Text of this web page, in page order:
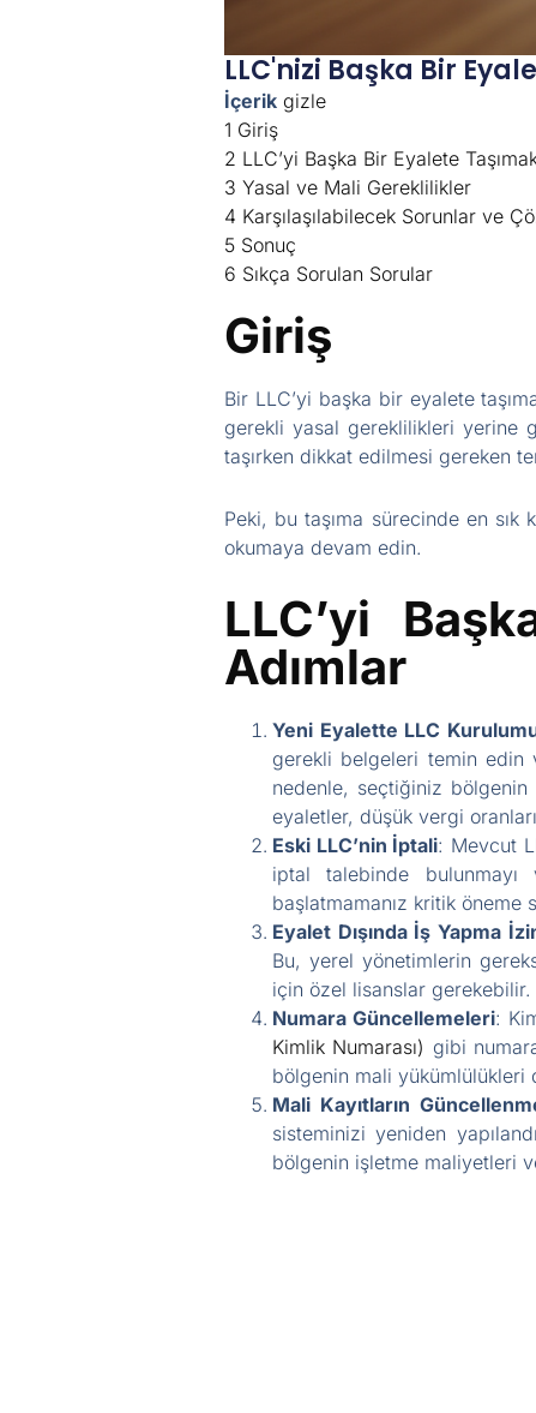
LLC'nizi Başka Bir
İçerik gizle
1 Giriş
2 LLC’yi Başka Bir Eyalete
3 Yasal ve Mali Gereklilikler
4 Karşılaşılabilecek Sorunlar ve
5 Sonuç
6 Sıkça Sorulan Sorular
Giriş
Bir LLC’yi başka bir eyalete
gerekli yasal gereklilikleri yerine
taşırken dikkat edilmesi gereken
Peki, bu taşıma sürecinde en sık
okumaya devam edin.
LLC’yi
Adımlar
Yeni Eyalette LLC
gerekli belgeleri temin edin
nedenle, seçtiğiniz bölgenin
eyaletler, düşük vergi
Eski LLC’nin İptali: Mevcut
iptal talebinde
başlatmamanız kritik öneme
Eyalet Dışında İş Yapma
Bu, yerel yönetimlerin
için özel lisanslar gerekebilir.
Numara Güncellemeleri:
Kimlik Numarası) gibi
bölgenin mali
Mali Kayıtların
sisteminizi yeniden
bölgenin işletme maliyetleri